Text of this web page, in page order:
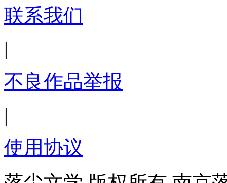
联系我们
|
不良作品举报
|
使用协议